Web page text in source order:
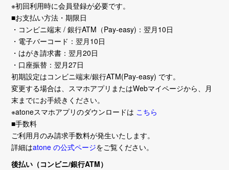
※初回利用時に会員登録が必要です。
■お支払い方法・期限日
・コンビニ端末 / 銀行ATM（Pay-easy)：翌月10日
・電子バーコード：翌月10日
・はがき請求書：翌月20日
・口座振替：翌月27日
初期設定はコンビニ端末/銀行ATM(Pay-easy) です。
変更する場合は、スマホアプリまたはWebマイページから、月
末までにお手続きください。
※atoneスマホアプリのダウンロードは こちら
■手数料
ご利用月のみ請求手数料が発生いたします。
詳細はatone の公式ページをご覧ください。
後払い（コンビニ/銀行ATM）